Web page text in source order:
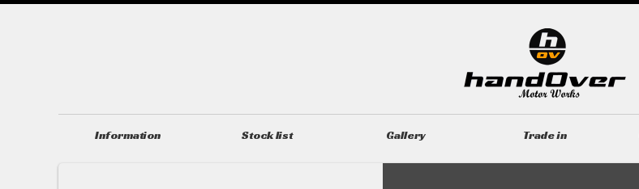
Information Stock list Gallery Trade in